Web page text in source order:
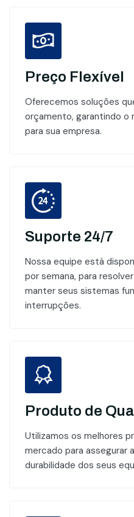
Preço Flexível
Oferecemos soluções
orçamento, garantindo
para sua empresa.
Suporte 24/7
Nossa equipe está
por semana, para
manter seus sistemas
interrupções.
Produto de
Utilizamos os melhores
mercado para assegurar
durabilidade dos seus